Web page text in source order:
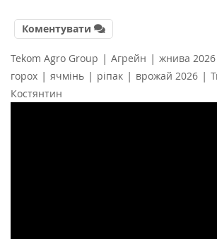
Коментувати
Tekom Agro Group | Агрейн | жнива 2026
горох | ячмінь | ріпак | врожай 2026 |
Костянтин